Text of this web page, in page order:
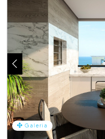
Galeria